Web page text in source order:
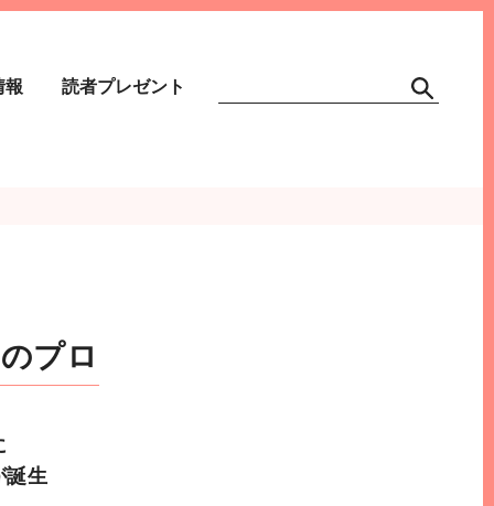
報 読者プレゼント
プロ
誕生